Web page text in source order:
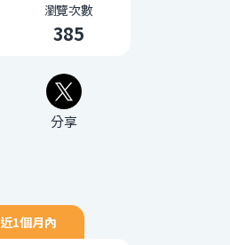
瀏覽次數
385
分享
近1個月內